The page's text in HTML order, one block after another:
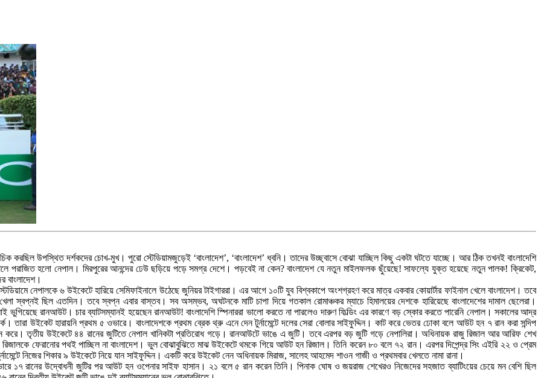
করছিল উপস্থিত দর্শকদের চোখ-মুখ। পুরো স্টেডিয়ামজুড়েই ‘বাংলাদেশ’, ‘বাংলাদেশ’ ধ্বনি। তাদের উচ্ছ্বাসে বোঝা যাচ্ছিল কিছু একটা ঘটতে যাচ্ছে। আর ঠিক তখনই বাংলাদেশি
পরাজিত হলো নেপাল। মিরপুরের আনন্দের ঢেউ ছড়িয়ে পড়ে সমগ্র দেশে। পড়বেই না কেন? বাংলাদেশ যে নতুন মাইলফলক ছুঁয়েছে! সাফল্যে যুক্ত হয়েছে নতুন পালক! ক্রিকেট,
বাংলাদেশ।
নেপালকে ৬ উইকেটে হারিয়ে সেমিফাইনালে উঠেছে জুনিয়র টাইগাররা। এর আগে ১০টি যুব বিশ্বকাপে অংশগ্রহণ করে মাত্র একবার কোয়ার্টার ফাইনাল খেলে বাংলাদেশ। তবে
স্বপ্নই ছিল এতদিন। তবে স্বপ্ন এবার বাস্তব। সব অসম্ভব, অঘটনকে মাটি চাপা দিয়ে গতকাল রোমাঞ্চকর ম্যাচে হিমালয়ের দেশকে হারিয়েছে বাংলাদেশের দামাল ছেলেরা।
রানআউট। চার ব্যাটসম্যানই হয়েছেন রানআউট! বাংলাদেশি স্পিনাররা ভালো করতে না পারলেও দারুণ ফিল্ডিং এর কারণে বড় স্কোর করতে পারেনি নেপাল। সকালের আদ্র
তারা উইকেট হারায়নি প্রথম ৫ ওভারে। বাংলাদেশকে প্রথম ব্রেক থ্রু এনে দেন টুর্নামেন্টে দলের সেরা বোলার সাইফুদ্দিন। কাট করে ভেতর ঢোকা বলে আউট হন ৭ রান করা সন্দিপ
করে। তৃতীয় উইকেটে ৪৪ রানের জুটিতে নেপাল খানিকটা প্রতিরোধ গড়ে। রানআউটে ভাঙে এ জুটি। তবে এরপর বড় জুটি গড়ে নেপালিরা। অধিনায়ক রাজু রিজাল আর আরিফ শেখ
ফেরানোর পথই পাচ্ছিল না বাংলাদেশ। ভুল বোঝাবুঝিতে মাঝ উইকেটে থমকে গিয়ে আউট হন রিজাল। তিনি করেন ৮০ বলে ৭২ রান। এরপর দিপেন্দ্র সিং এইরি ২২ ও প্রেম
নিজের শিকার ৯ উইকেটে নিয়ে যান সাইফুদ্দিন। একটি করে উইকেট নেন অধিনায়ক মিরাজ, সালেহ আহমেদ শাওন গাজী ও প্রথমবার খেলতে নামা রানা।
১৭ রানের উদ্বোধনী জুটির পর আউট হন ওপেনার সাইফ হাসান। ২১ বলে ৫ রান করেন তিনি। পিনাক ঘোষ ও জয়রাজ শেখেরও নিজেদের সহজাত ব্যাটিংয়ের চেয়ে মন বেশি ছিল